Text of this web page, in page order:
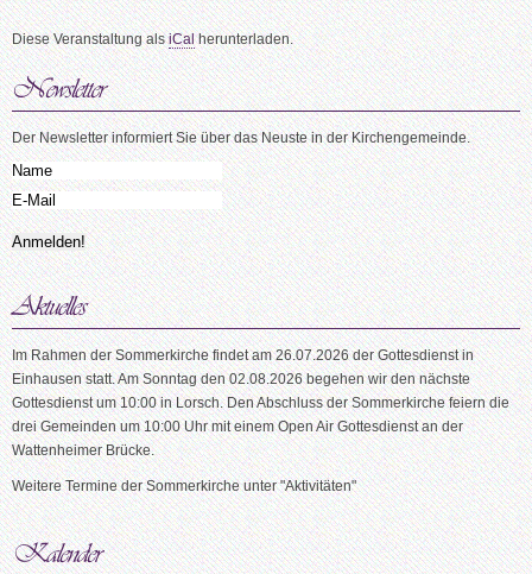
Diese Veranstaltung alsiCalherunterladen.
Der Newsletter informiert Sie über das Neuste in der Kirchengemeinde.
Im Rahmen der Sommerkirche findet am 26.07.2026 der Gottesdienst in
Einhausen statt. Am Sonntag den 02.08.2026 begehen wir den nächste
Gottesdienst um 10:00 in Lorsch. Den Abschluss der Sommerkirche feiern die
drei Gemeinden um 10:00 Uhr mit einem Open Air Gottesdienst an der
Wattenheimer Brücke.
Weitere Termine der Sommerkirche unter "Aktivitäten"